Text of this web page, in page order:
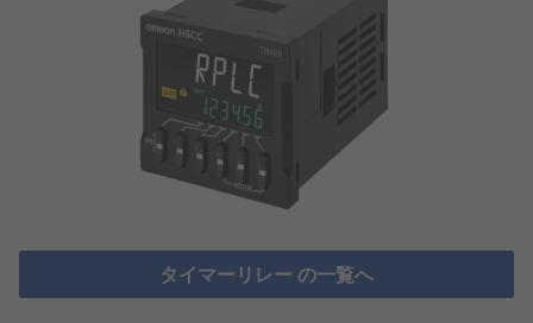
タイマーリレー の一覧へ